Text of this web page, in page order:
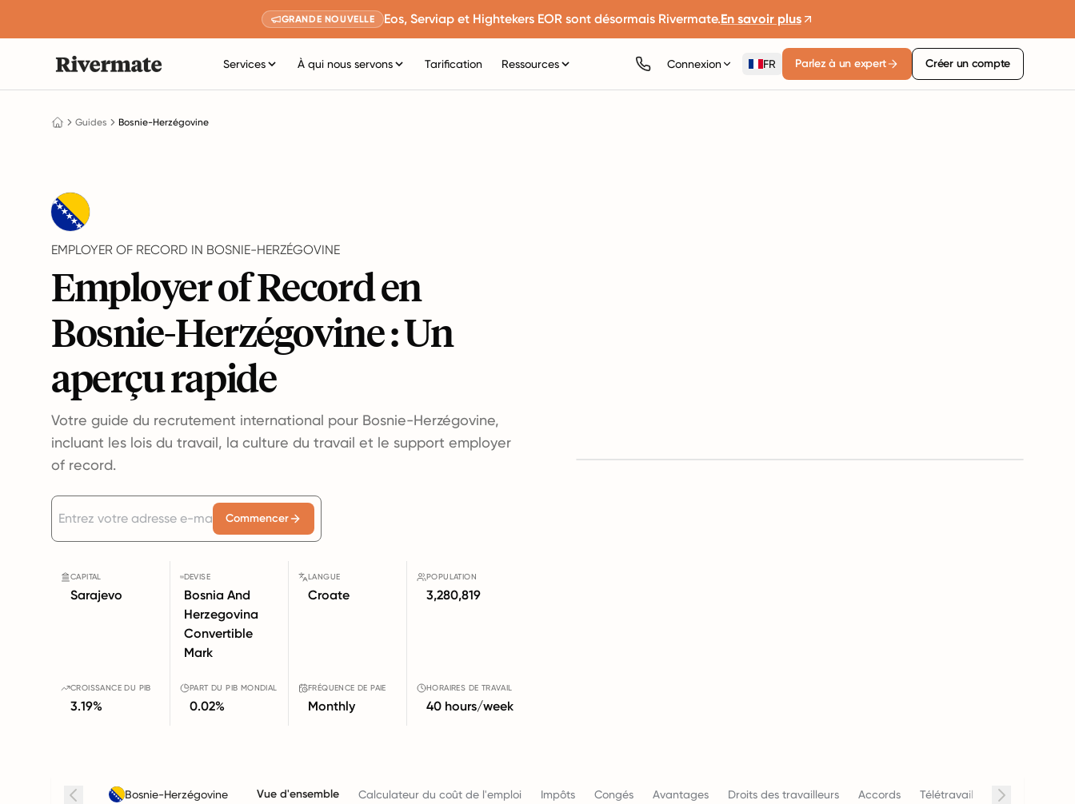
GRANDE NOUVELLE Eos, Serviap et Hightekers EOR sont désormais Rivermate.En savoir plus
Services À qui nous servons Tarification Ressources Connexion FR Parlez à un expert Créer un compte
Guides Bosnie-Herzégovine
EMPLOYER OF RECORD IN BOSNIE-HERZÉGOVINE
Employer of Record en
Bosnie-Herzégovine : Un
aperçu rapide
Votre guide du recrutement international pour Bosnie-Herzégovine,
incluant les lois du travail, la culture du travail et le support employer
of record.
Commencer
CAPITAL
Sarajevo
DEVISE
Bosnia And
Herzegovina
Convertible
Mark
LANGUE
Croate
POPULATION
3,280,819
CROISSANCE DU PIB
3.19%
PART DU PIB MONDIAL
0.02%
FRÉQUENCE DE PAIE
Monthly
HORAIRES DE TRAVAIL
40 hours/week
Bosnie-Herzégovine Vue d'ensemble Calculateur du coût de l'emploi Impôts Congés Avantages Droits des travailleurs Accords Télétravail Horaires de